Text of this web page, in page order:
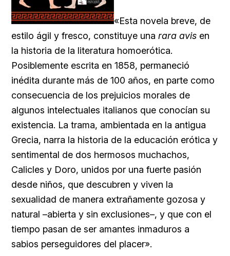
«Esta novela breve, de
estilo ágil y fresco, constituye una rara avis en
la historia de la literatura homoerótica.
Posiblemente escrita en 1858, permaneció
inédita durante más de 100 años, en parte como
consecuencia de los prejuicios morales de
algunos intelectuales italianos que conocían su
existencia. La trama, ambientada en la antigua
Grecia, narra la historia de la educación erótica y
sentimental de dos hermosos muchachos,
Calicles y Doro, unidos por una fuerte pasión
desde niños, que descubren y viven la
sexualidad de manera extrañamente gozosa y
natural –abierta y sin exclusiones–, y que con el
tiempo pasan de ser amantes inmaduros a
sabios perseguidores del placer».